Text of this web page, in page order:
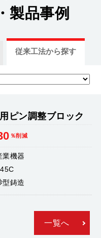
・製品事例
従来工法から探す
ピン調整ブロック
％削減
業機器
型鋳造
一覧へ